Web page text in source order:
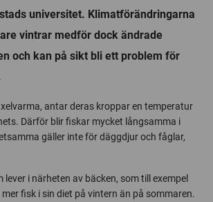
universitet. Klimatförändringarna
vintrar medför dock ändrade
och kan på sikt bli ett problem för
antar deras kroppar en temperatur
Därför blir fiskar mycket långsamma i
gäller inte för däggdjur och fåglar,
i närheten av bäcken, som till exempel
fisk i sin diet på vintern än på sommaren.